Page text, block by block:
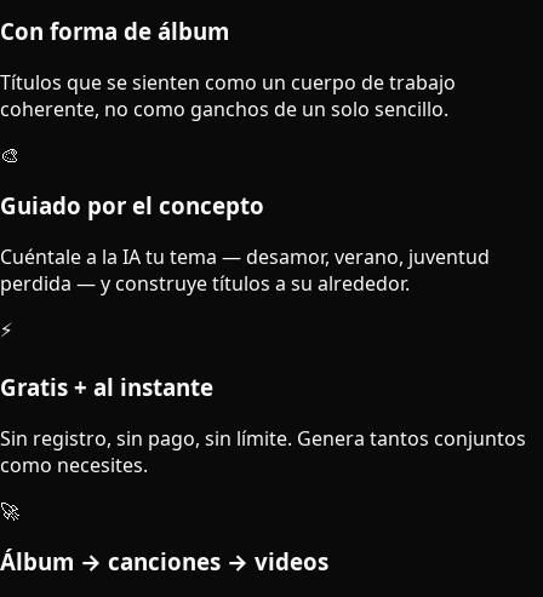
Con forma de álbum
Títulos que se sienten como un cuerpo de trabajo
coherente, no como ganchos de un solo sencillo.
🎨
Guiado por el concepto
Cuéntale a la IA tu tema — desamor, verano, juventud
perdida — y construye títulos a su alrededor.
⚡
Gratis + al instante
Sin registro, sin pago, sin límite. Genera tantos conjuntos
como necesites.
🚀
Álbum → canciones → videos